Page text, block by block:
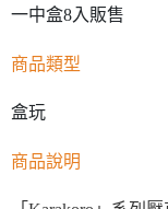
一中盒8入販售
商品類型
盒玩
商品說明